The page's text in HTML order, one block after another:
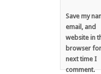
Save my
email, and
website in
browser
next time I
comment.